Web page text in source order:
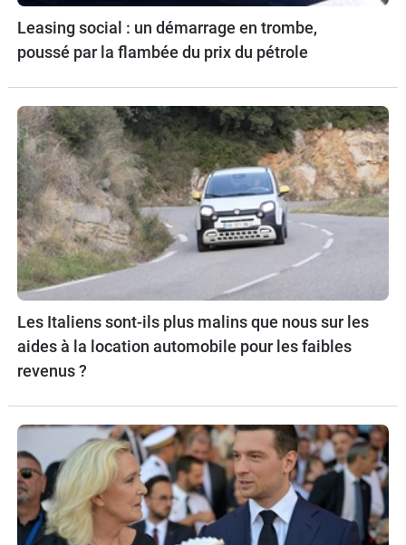
Leasing social : un démarrage en trombe,
poussé par la flambée du prix du pétrole
Les Italiens sont-ils plus malins que nous sur les
aides à la location automobile pour les faibles
revenus ?